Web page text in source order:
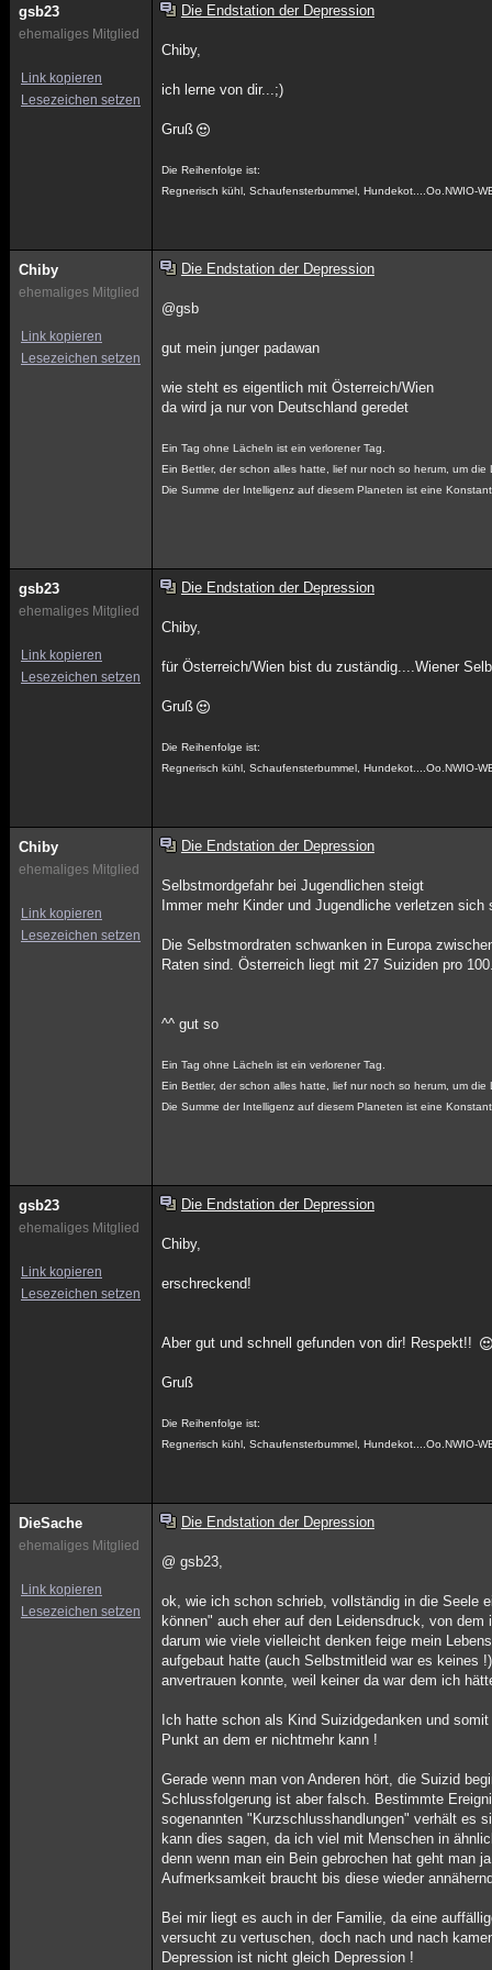
gsb23
ehemaliges Mitglied
Link kopieren
Lesezeichen setzen
Die Endstation der Depression
Chiby,
ich lerne von dir...;)
Gruß
Die Reihenfolge ist:
Regnerisch kühl, Schaufensterbummel, Hundekot....Oo.NWIO-
Chiby
ehemaliges Mitglied
Link kopieren
Lesezeichen setzen
Die Endstation der Depression
@gsb
gut mein junger padawan
wie steht es eigentlich mit Österreich/Wien
da wird ja nur von Deutschland geredet
Ein Tag ohne Lächeln ist ein verlorener Tag.
Ein Bettler, der schon alles hatte, lief nur noch so herum, um die
Die Summe der Intelligenz auf diesem Planeten ist eine
gsb23
ehemaliges Mitglied
Link kopieren
Lesezeichen setzen
Die Endstation der Depression
Chiby,
für Österreich/Wien bist du zuständig....Wiener
Gruß
Die Reihenfolge ist:
Regnerisch kühl, Schaufensterbummel, Hundekot....Oo.NWIO-
Chiby
ehemaliges Mitglied
Link kopieren
Lesezeichen setzen
Die Endstation der Depression
Selbstmordgefahr bei Jugendlichen steigt
Immer mehr Kinder und Jugendliche verletzen
Die Selbstmordraten schwanken in Europa
Raten sind. Österreich liegt mit 27 Suiziden pro
^^ gut so
Ein Tag ohne Lächeln ist ein verlorener Tag.
Ein Bettler, der schon alles hatte, lief nur noch so herum, um die
Die Summe der Intelligenz auf diesem Planeten ist eine
gsb23
ehemaliges Mitglied
Link kopieren
Lesezeichen setzen
Die Endstation der Depression
Chiby,
erschreckend!
Aber gut und schnell gefunden von dir! Respekt!!
Gruß
Die Reihenfolge ist:
Regnerisch kühl, Schaufensterbummel, Hundekot....Oo.NWIO-
DieSache
ehemaliges Mitglied
Link kopieren
Lesezeichen setzen
Die Endstation der Depression
@ gsb23,
ok, wie ich schon schrieb, vollständig in die Seele
können" auch eher auf den Leidensdruck, von
darum wie viele vielleicht denken feige mein
aufgebaut hatte (auch Selbstmitleid war es keines
anvertrauen konnte, weil keiner da war dem ich
Ich hatte schon als Kind Suizidgedanken und
Punkt an dem er nichtmehr kann !
Gerade wenn man von Anderen hört, die Suizid
Schlussfolgerung ist aber falsch. Bestimmte
sogenannten "Kurzschlusshandlungen" verhält es
kann dies sagen, da ich viel mit Menschen in
denn wenn man ein Bein gebrochen hat geht man
Aufmerksamkeit braucht bis diese wieder
Bei mir liegt es auch in der Familie, da eine
versucht zu vertuschen, doch nach und nach
Depression ist nicht gleich Depression !